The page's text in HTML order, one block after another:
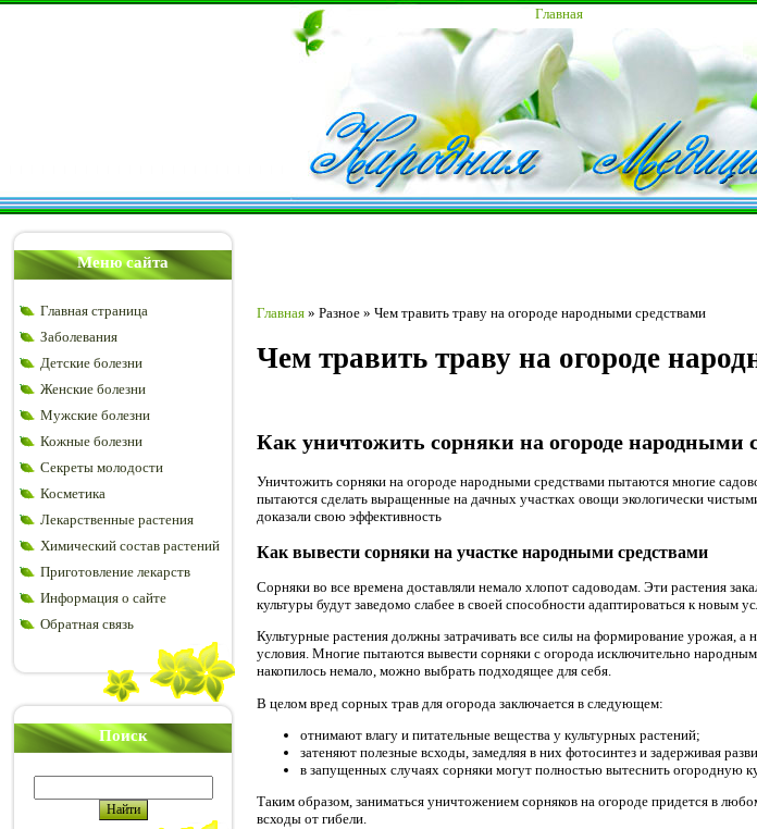
Главная
Меню сайта
Главная страница
Заболевания
Детские болезни
Женские болезни
Мужские болезни
Кожные болезни
Секреты молодости
Косметика
Лекарственные растения
Химический состав растений
Приготовление лекарств
Информация о сайте
Обратная связь
Поиск
Главная » Разное » Чем травить траву на огороде народными средствами
Чем травить траву на огороде
Как уничтожить сорняки на огороде народными
Уничтожить сорняки на огороде народными средствами пытаются многие
пытаются сделать выращенные на дачных участках овощи экологически
доказали свою эффективность
Как вывести сорняки на участке народными средствами
Сорняки во все времена доставляли немало хлопот садоводам. Эти растения
культуры будут заведомо слабее в своей способности адаптироваться к новым
Культурные растения должны затрачивать все силы на формирование урожая,
условия. Многие пытаются вывести сорняки с огорода исключительно
накопилось немало, можно выбрать подходящее для себя.
В целом вред сорных трав для огорода заключается в следующем:
отнимают влагу и питательные вещества у культурных растений;
затеняют полезные всходы, замедляя в них фотосинтез и задерживая
в запущенных случаях сорняки могут полностью вытеснить огородную
Таким образом, заниматься уничтожением сорняков на огороде придется в
всходы от гибели.